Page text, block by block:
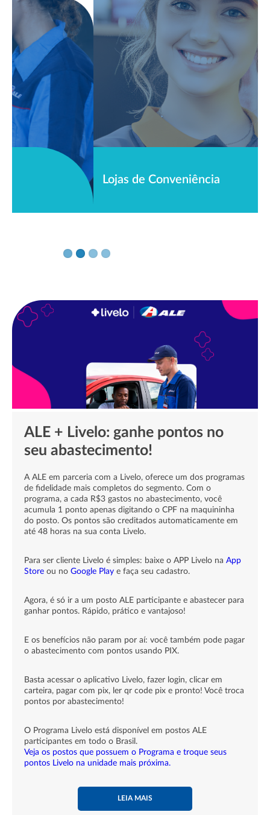
diferença!
conhece!
›››
Lojas de Conveniência
ALE + Livelo: ganhe pontos no
seu abastecimento!
A ALE em parceria com a Livelo, oferece um dos programas
de fidelidade mais completos do segmento. Com o
programa, a cada R$3 gastos no abastecimento, você
acumula 1 ponto apenas digitando o CPF na maquininha
do posto. Os pontos são creditados automaticamente em
até 48 horas na sua conta Livelo.
Para ser cliente Livelo é simples: baixe o APP Livelo na App
Store ou no Google Play e faça seu cadastro.
Agora, é só ir a um posto ALE participante e abastecer para
ganhar pontos. Rápido, prático e vantajoso!
E os benefícios não param por aí: você também pode pagar
o abastecimento com pontos usando PIX.
Basta acessar o aplicativo Livelo, fazer login, clicar em
carteira, pagar com pix, ler qr code pix e pronto! Você troca
pontos por abastecimento!
O Programa Livelo está disponível em postos ALE
participantes em todo o Brasil.
Veja os postos que possuem o Programa e troque seus
pontos Livelo na unidade mais próxima.
LEIA MAIS